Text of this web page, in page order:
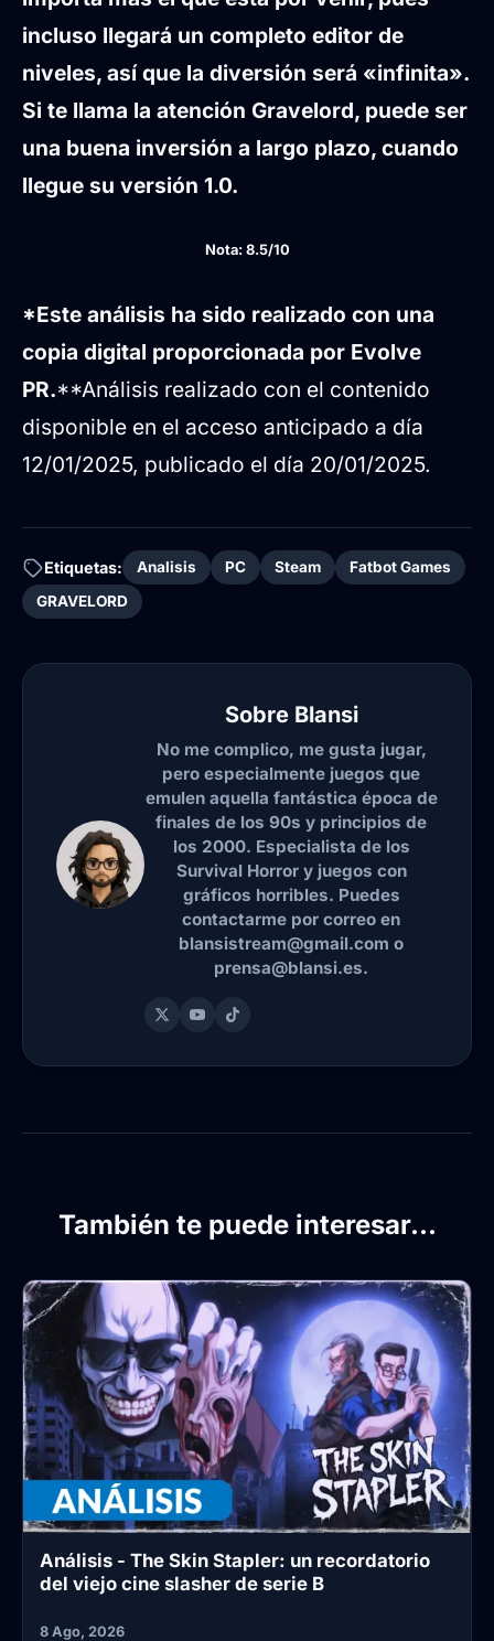
incluso llegará un completo editor de
niveles, así que la diversión será «infinita».
Si te llama la atención Gravelord, puede ser
una buena inversión a largo plazo, cuando
llegue su versión 1.0.
Nota: 8.5/10
*Este análisis ha sido realizado con una
copia digital proporcionada por Evolve
PR.**Análisis realizado con el contenido
disponible en el acceso anticipado a día
12/01/2025, publicado el día 20/01/2025.
Etiquetas: Analisis PC Steam
Fatbot Games
GRAVELORD
Sobre Blansi
No me complico, me gusta jugar,
pero especialmente juegos que
emulen aquella fantástica época de
finales de los 90s y principios de
los 2000. Especialista de los
Survival Horror y juegos con
gráficos horribles. Puedes
contactarme por correo en
blansistream@gmail.com o
prensa@blansi.es.
También te puede interesar...
Análisis - The Skin Stapler: un recordatorio
del viejo cine slasher de serie B
8 Ago, 2026